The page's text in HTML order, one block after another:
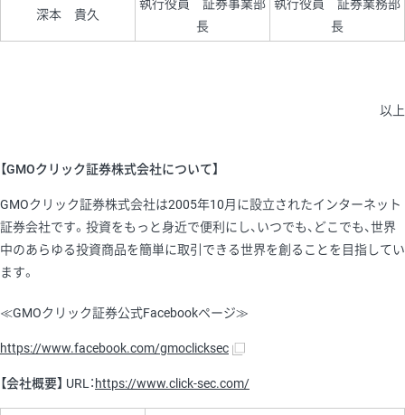
深本 貴久
執行役員 証券事業部
長
執行役員 証券業務部
長
以上
【GMOクリック証券株式会社について】
GMOクリック証券株式会社は2005年10月に設立されたインターネット
証券会社です。投資をもっと身近で便利にし、いつでも、どこでも、世界
中のあらゆる投資商品を簡単に取引できる世界を創ることを目指してい
ます。
≪GMOクリック証券公式Facebookページ≫
https://www.facebook.com/gmoclicksec
【会社概要】 URL： https://www.click-sec.com/